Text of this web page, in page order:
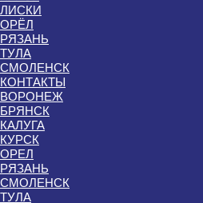
ЛИСКИ
ОРЁЛ
РЯЗАНЬ
ТУЛА
СМОЛЕНСК
КОНТАКТЫ
ВОРОНЕЖ
БРЯНСК
КАЛУГА
КУРСК
ОРЕЛ
РЯЗАНЬ
СМОЛЕНСК
ТУЛА